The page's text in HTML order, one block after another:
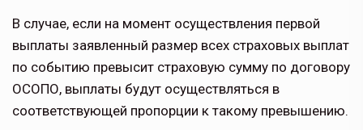
В случае, если на момент осуществления первой
выплаты заявленный размер всех страховых выплат
по событию превысит страховую сумму по договору
ОСОПО, выплаты будут осуществляться в
соответствующей пропорции к такому превышению.